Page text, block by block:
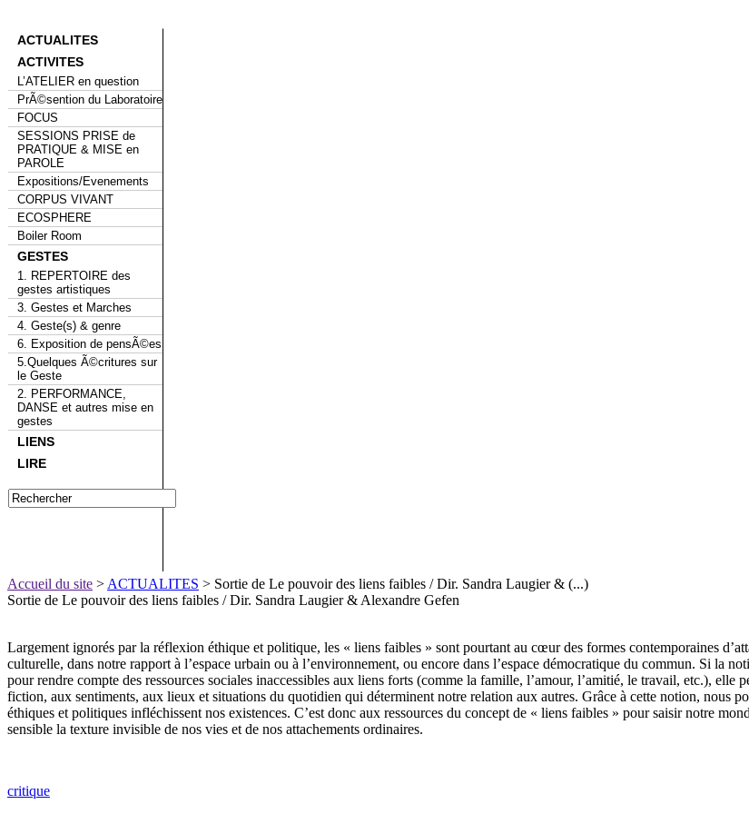
ACTUALITES
ACTIVITES
L’ATELIER en question
PrÃ©sention du Laboratoire
FOCUS
SESSIONS PRISE de
PRATIQUE & MISE en
PAROLE
Expositions/Evenements
CORPUS VIVANT
ECOSPHERE
Boiler Room
GESTES
1. REPERTOIRE des
gestes artistiques
3. Gestes et Marches
4. Geste(s) & genre
6. Exposition de pensÃ©es
5.Quelques Ã©critures sur
le Geste
2. PERFORMANCE,
DANSE et autres mise en
gestes
LIENS
LIRE
Accueil du site > ACTUALITES > Sortie de Le pouvoir des liens faibles / Dir. Sandra Laugier & (...)
Sortie de Le pouvoir des liens faibles / Dir. Sandra Laugier & Alexandre Gefen
Largement ignorés par la réflexion éthique et politique, les « liens faibles » sont pourtant au cœur des formes contemporaines
culturelle, dans notre rapport à l’espace urbain ou à l’environnement, ou encore dans l’espace démocratique du commun. Si la
pour rendre compte des ressources sociales inaccessibles aux liens forts (comme la famille, l’amour, l’amitié, le travail, etc.), elle
fiction, aux sentiments, aux lieux et situations du quotidien qui déterminent notre relation aux autres. Grâce à cette notion, nous
éthiques et politiques infléchissent nos existences. C’est donc aux ressources du concept de « liens faibles » pour saisir notre
sensible la texture invisible de nos vies et de nos attachements ordinaires.
critique